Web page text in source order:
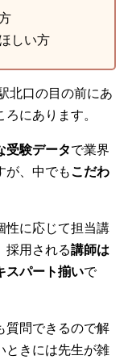
しい方
北口の目の前にあ
にあります。
受験データで業界
が、中でもこだわ
性に応じて担当講
採用される講師は
スパート揃いで
質問できるので解
ときには先生が雑